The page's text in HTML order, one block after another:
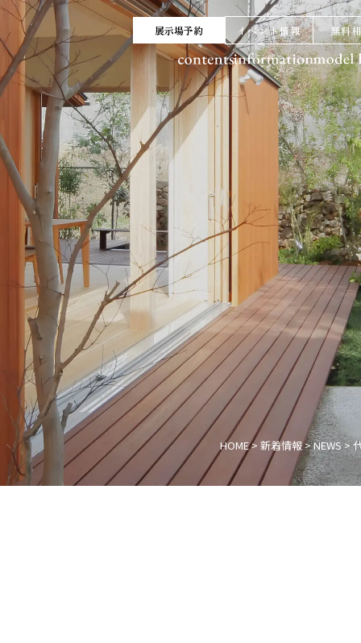
展示場予約 イベント情報 無料
HOME> 新着情報>NEWS>